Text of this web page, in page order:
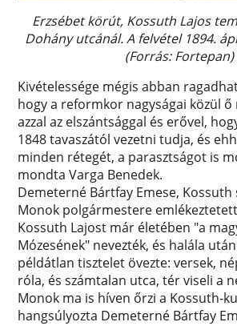
Erzsébet körút, Kossuth Lajos
Dohány utcánál. A felvétel 1894.
(Forrás: Fortepan)
Kivételessége mégis abban
hogy a reformkor nagyságai közül
azzal az elszántsággal és erővel,
1848 tavaszától vezetni tudja, és
minden rétegét, a parasztságot is
mondta Varga Benedek.
Demeterné Bártfay Emese, Kossuth
Monok polgármestere
Kossuth Lajost már életében "a
Mózesének" nevezték, és halála
példátlan tisztelet övezte: versek,
róla, és számtalan utca, tér viseli a
Monok ma is híven őrzi a Kossuth-
hangsúlyozta Demeterné Bártfay